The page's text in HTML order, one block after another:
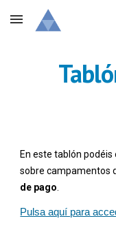
Skip to main content
En este tablón
de pago
Pulsa aquí para